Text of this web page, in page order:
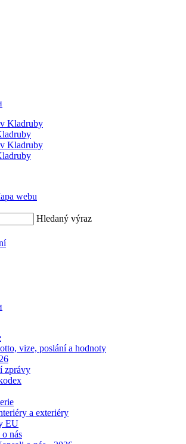
webu
Hledaný výraz
vize, poslání a hodnoty
zprávy
a exteriéry
EU
nás